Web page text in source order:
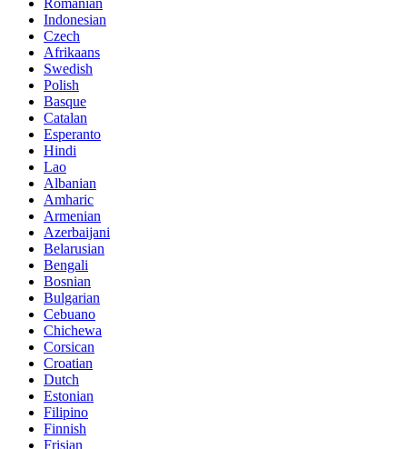
Romanian
Indonesian
Czech
Afrikaans
Swedish
Polish
Basque
Catalan
Esperanto
Hindi
Lao
Albanian
Amharic
Armenian
Azerbaijani
Belarusian
Bengali
Bosnian
Bulgarian
Cebuano
Chichewa
Corsican
Croatian
Dutch
Estonian
Filipino
Finnish
Frisian